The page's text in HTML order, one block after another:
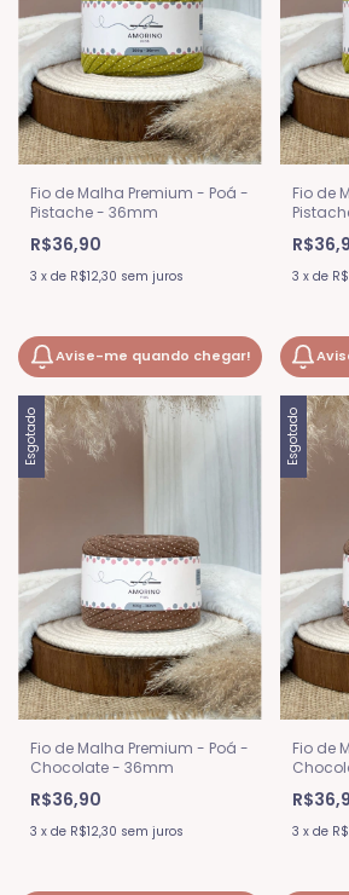
Fio de Malha Premium - Poá -
Pistache - 36mm
R$36,90
3 x de R$12,30 sem juros
Avise-me quando chegar!
Fio de
3 x de
Esgotado
Fio de Malha Premium - Poá -
Chocolate - 36mm
R$36,90
3 x de R$12,30 sem juros
Esgotado
Fio de
3 x de